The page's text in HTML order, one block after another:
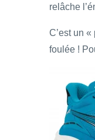
relâche
C’est un
foulée !